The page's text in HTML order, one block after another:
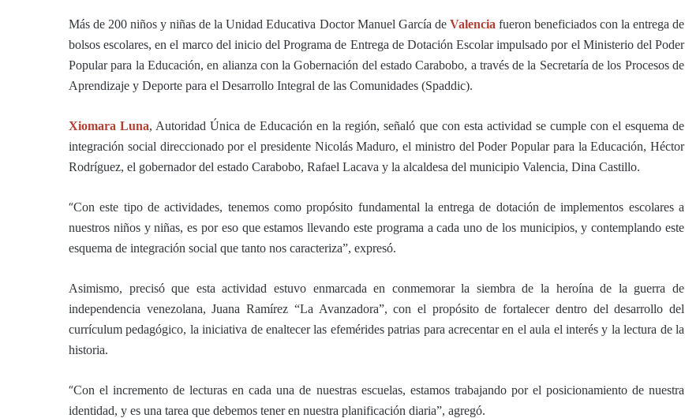
Más de 200 niños y niñas de la Unidad Educativa Doctor Manuel García de Valencia fueron beneficiados con la entrega de
bolsos escolares, en el marco del inicio del Programa de Entrega de Dotación Escolar impulsado por el Ministerio del Poder
Popular para la Educación, en alianza con la Gobernación del estado Carabobo, a través de la Secretaría de los Procesos de
Aprendizaje y Deporte para el Desarrollo Integral de las Comunidades (Spaddic).
Xiomara Luna, Autoridad Única de Educación en la región, señaló que con esta actividad se cumple con el esquema de
integración social direccionado por el presidente Nicolás Maduro, el ministro del Poder Popular para la Educación, Héctor
Rodríguez, el gobernador del estado Carabobo, Rafael Lacava y la alcaldesa del municipio Valencia, Dina Castillo.
“Con este tipo de actividades, tenemos como propósito fundamental la entrega de dotación de implementos escolares a
nuestros niños y niñas, es por eso que estamos llevando este programa a cada uno de los municipios, y contemplando este
esquema de integración social que tanto nos caracteriza”, expresó.
Asimismo, precisó que esta actividad estuvo enmarcada en conmemorar la siembra de la heroína de la guerra de
independencia venezolana, Juana Ramírez “La Avanzadora”, con el propósito de fortalecer dentro del desarrollo del
currículum pedagógico, la iniciativa de enaltecer las efemérides patrias para acrecentar en el aula el interés y la lectura de la
historia.
“Con el incremento de lecturas en cada una de nuestras escuelas, estamos trabajando por el posicionamiento de nuestra
identidad, y es una tarea que debemos tener en nuestra planificación diaria”, agregó.